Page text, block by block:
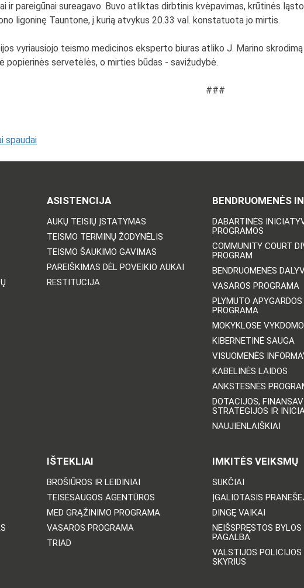
ir pareigūnai sureagavo. Buvo atliktas dirbtinis kvėpavimas, krūtinės
ligoninę Tauntone, į kurią atvykus 20.33 val. konstatuota jo mirtis.
vyriausiojo teismo medicinos eksperto biuras atliko J. Marino
popierinės servetėlės, o mirties būdas - savižudybė.
###
spaudai
ASISTENCIJA
AUKŲ TEISIŲ ĮSTATYMAS
TEISMO TERMINŲ ŽODYNĖLIS
TEISMO ŠAUKIMO GAVIMAS
PAREIŠKIMAS DĖL POVEIKIO AUKAI
RESTITUCIJA
BENDRUOMENĖS
DABARTINĖS
PROGRAMOS
COMMUNITY COURT
PROGRAM
BENDRUOMENĖS
VASAROS PROGRAMA
PLYMUTO
PROGRAMA
MOKYKLOSE
KIBERNETINĖ SAUGA
VISUOMENĖS
KABELINĖS LAIDOS
ANKSTESNĖS
DOTACIJOS,
STRATEGIJOS IR
NAUJIENLAIŠKIAI
IŠTEKLIAI
BROŠIŪROS IR LEIDINIAI
TEISĖSAUGOS AGENTŪROS
MED GRĄŽINIMO PROGRAMA
VASAROS PROGRAMA
TRIAD
IMKITĖS VEIKSMŲ
SUKČIAI
ĮGALIOTASIS
DINGĘ VAIKAI
NEIŠSPRĘSTOS
PAGALBA
VALSTIJOS POLICIJOS
SKYRIUS